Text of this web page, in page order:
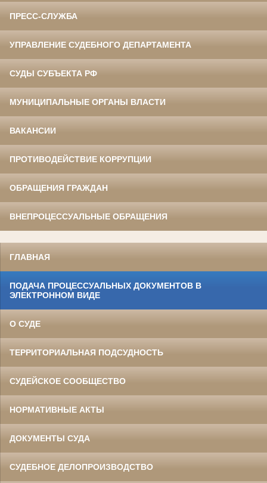
ПРЕСС-СЛУЖБА
УПРАВЛЕНИЕ СУДЕБНОГО ДЕПАРТАМЕНТА
СУДЫ СУБЪЕКТА РФ
МУНИЦИПАЛЬНЫЕ ОРГАНЫ ВЛАСТИ
ВАКАНСИИ
ПРОТИВОДЕЙСТВИЕ КОРРУПЦИИ
ОБРАЩЕНИЯ ГРАЖДАН
ВНЕПРОЦЕССУАЛЬНЫЕ ОБРАЩЕНИЯ
ГЛАВНАЯ
ПОДАЧА ПРОЦЕССУАЛЬНЫХ ДОКУМЕНТОВ В
ЭЛЕКТРОННОМ ВИДЕ
О СУДЕ
ТЕРРИТОРИАЛЬНАЯ ПОДСУДНОСТЬ
СУДЕЙСКОЕ СООБЩЕСТВО
НОРМАТИВНЫЕ АКТЫ
ДОКУМЕНТЫ СУДА
СУДЕБНОЕ ДЕЛОПРОИЗВОДСТВО